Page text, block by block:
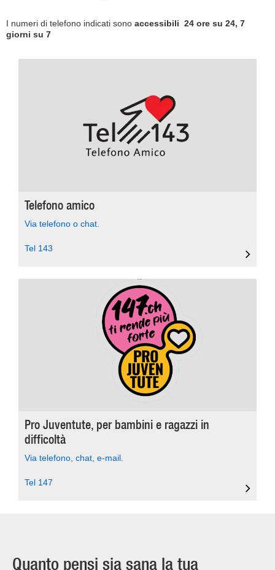
I numeri di telefono indicati sono accessibili 24 ore su 24, 7
giorni su 7
Telefono amico
Via telefono o chat.
Tel 143
Pro Juventute, per bambini e ragazzi in
difficoltà
Via telefono, chat, e-mail.
Tel 147
Quanto pensi sia sana la tua